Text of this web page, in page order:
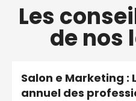
Les
de nos
Salon e Marketing :
annuel des